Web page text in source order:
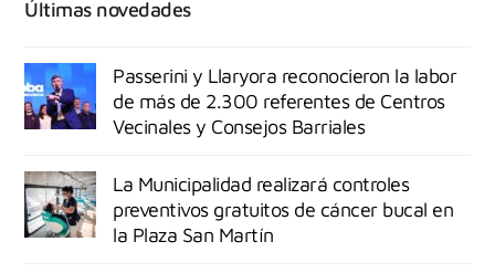
Últimas novedades
Passerini y Llaryora reconocieron la labor
de más de 2.300 referentes de Centros
Vecinales y Consejos Barriales
La Municipalidad realizará controles
preventivos gratuitos de cáncer bucal en
la Plaza San Martín